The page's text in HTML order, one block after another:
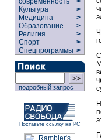
Культура
>
Медицина
>
Образование
>
Религия
>
Спорт
>
Спецпрограммы >
подробный запрос
Поставьте ссылку на РС